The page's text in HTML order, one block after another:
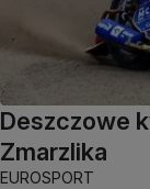
Deszczowe
Zmarzlika
EUROSPORT